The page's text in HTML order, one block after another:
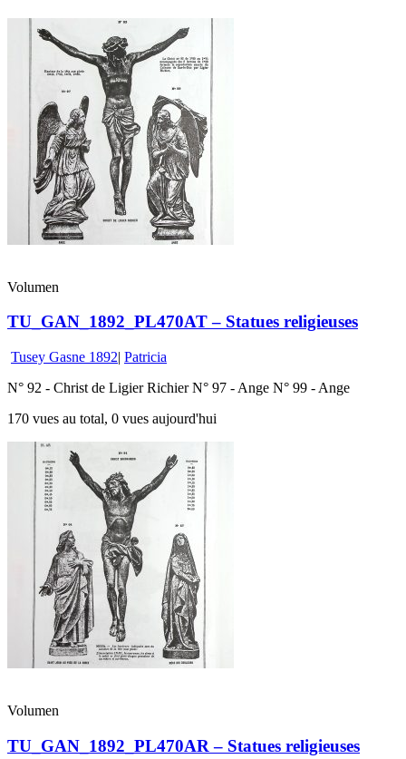
Volumen
TU_GAN_1892_PL470AT – Statues religieuses
Tusey Gasne 1892| Patricia
N° 92 - Christ de Ligier Richier N° 97 - Ange N° 99 - Ange
170 vues au total, 0 vues aujourd'hui
Volumen
TU_GAN_1892_PL470AR – Statues religieuses